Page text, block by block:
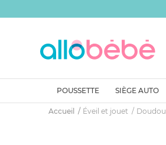
POUSSETTE SIÈGE AUTO
Accueil Éveil et jouet Doudou